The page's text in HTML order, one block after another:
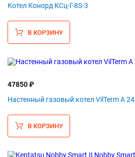
Котел Конорд КСц-Г-8S-3
В КОРЗИНУ
47850 ₽
Настенный газовый котел VilTerm A 24
В КОРЗИНУ